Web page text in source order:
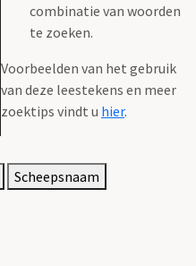
combinatie van woorden
te zoeken.
Voorbeelden van het gebruik
van deze leestekens en meer
zoektips vindt u hier.
Scheepsnaam